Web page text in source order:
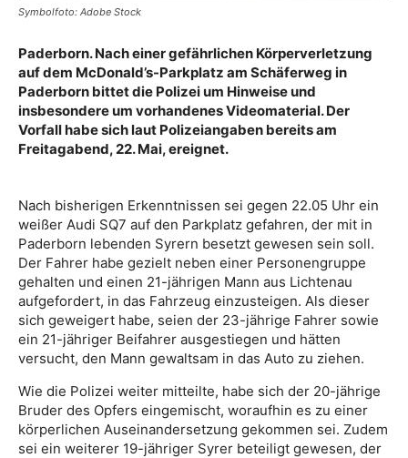
Symbolfoto: Adobe Stock
Paderborn. Nach einer gefährlichen Körperverletzung
auf dem McDonald’s-Parkplatz am Schäferweg in
Paderborn bittet die Polizei um Hinweise und
insbesondere um vorhandenes Videomaterial. Der
Vorfall habe sich laut Polizeiangaben bereits am
Freitagabend, 22. Mai, ereignet.
Nach bisherigen Erkenntnissen sei gegen 22.05 Uhr ein
weißer Audi SQ7 auf den Parkplatz gefahren, der mit in
Paderborn lebenden Syrern besetzt gewesen sein soll.
Der Fahrer habe gezielt neben einer Personengruppe
gehalten und einen 21-jährigen Mann aus Lichtenau
aufgefordert, in das Fahrzeug einzusteigen. Als dieser
sich geweigert habe, seien der 23-jährige Fahrer sowie
ein 21-jähriger Beifahrer ausgestiegen und hätten
versucht, den Mann gewaltsam in das Auto zu ziehen.
Wie die Polizei weiter mitteilte, habe sich der 20-jährige
Bruder des Opfers eingemischt, woraufhin es zu einer
körperlichen Auseinandersetzung gekommen sei. Zudem
sei ein weiterer 19-jähriger Syrer beteiligt gewesen, der